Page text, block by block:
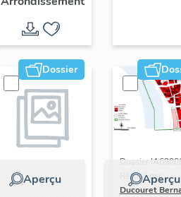
Dossier
Aperçu Aperçu
Dossier
Réalisé par
Ducouret